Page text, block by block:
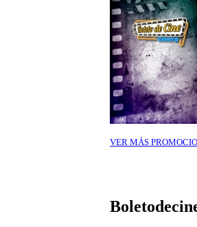
VER MÁS